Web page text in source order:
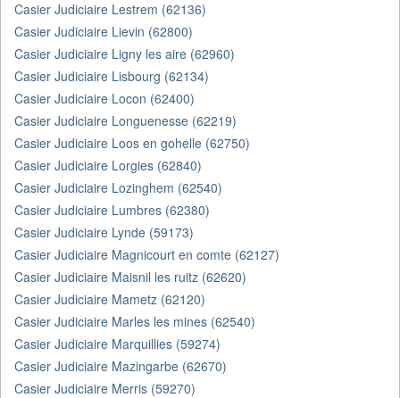
Casier Judiciaire Lestrem (62136)
Casier Judiciaire Lievin (62800)
Casier Judiciaire Ligny les aire (62960)
Casier Judiciaire Lisbourg (62134)
Casier Judiciaire Locon (62400)
Casier Judiciaire Longuenesse (62219)
Casier Judiciaire Loos en gohelle (62750)
Casier Judiciaire Lorgies (62840)
Casier Judiciaire Lozinghem (62540)
Casier Judiciaire Lumbres (62380)
Casier Judiciaire Lynde (59173)
Casier Judiciaire Magnicourt en comte (62127)
Casier Judiciaire Maisnil les ruitz (62620)
Casier Judiciaire Mametz (62120)
Casier Judiciaire Marles les mines (62540)
Casier Judiciaire Marquillies (59274)
Casier Judiciaire Mazingarbe (62670)
Casier Judiciaire Merris (59270)